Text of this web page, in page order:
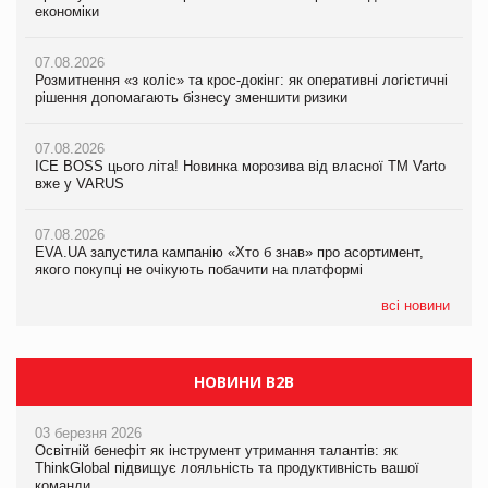
економіки
07.08.2026
Розмитнення «з коліс» та крос-докінг: як оперативні логістичні
рішення допомагають бізнесу зменшити ризики
07.08.2026
ICE BOSS цього літа! Новинка морозива від власної ТМ Varto
вже у VARUS
07.08.2026
EVA.UA запустила кампанію «Хто б знав» про асортимент,
якого покупці не очікують побачити на платформі
всі новини
економіки
07.08.2026
Розмитнення «з коліс» та крос-докінг: як оперативні логістичні
рішення допомагають бізнесу зменшити ризики
07.08.2026
ICE BOSS цього літа! Новинка морозива від власної ТМ Varto
вже у VARUS
07.08.2026
EVA.UA запустила кампанію «Хто б знав» про асортимент,
якого покупці не очікують побачити на платформі
економіки
07.08.2026
Kraft Heinz скоротила збиток у першому півріччі
Продажі Hugo Boss впали на 9%
НОВИНИ B2B
03 березня 2026
Освітній бенефіт як інструмент утримання талантів: як
ThinkGlobal підвищує лояльність та продуктивність вашої